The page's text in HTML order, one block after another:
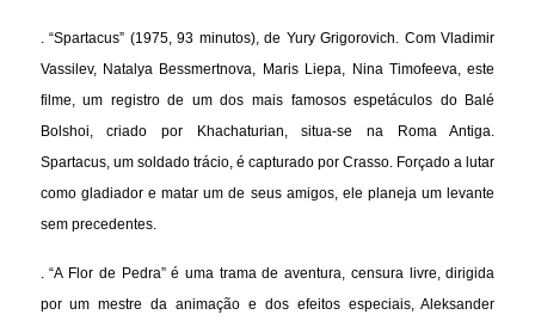
. “Spartacus” (1975, 93 minutos), de Yury Grigorovich. Com Vladimir
Vassilev, Natalya Bessmertnova, Maris Liepa, Nina Timofeeva, este
filme, um registro de um dos mais famosos espetáculos do Balé
Bolshoi, criado por Khachaturian, situa-se na Roma Antiga.
Spartacus, um soldado trácio, é capturado por Crasso. Forçado a lutar
como gladiador e matar um de seus amigos, ele planeja um levante
sem precedentes.
. “A Flor de Pedra” é uma trama de aventura, censura livre, dirigida
por um mestre da animação e dos efeitos especiais, Aleksander